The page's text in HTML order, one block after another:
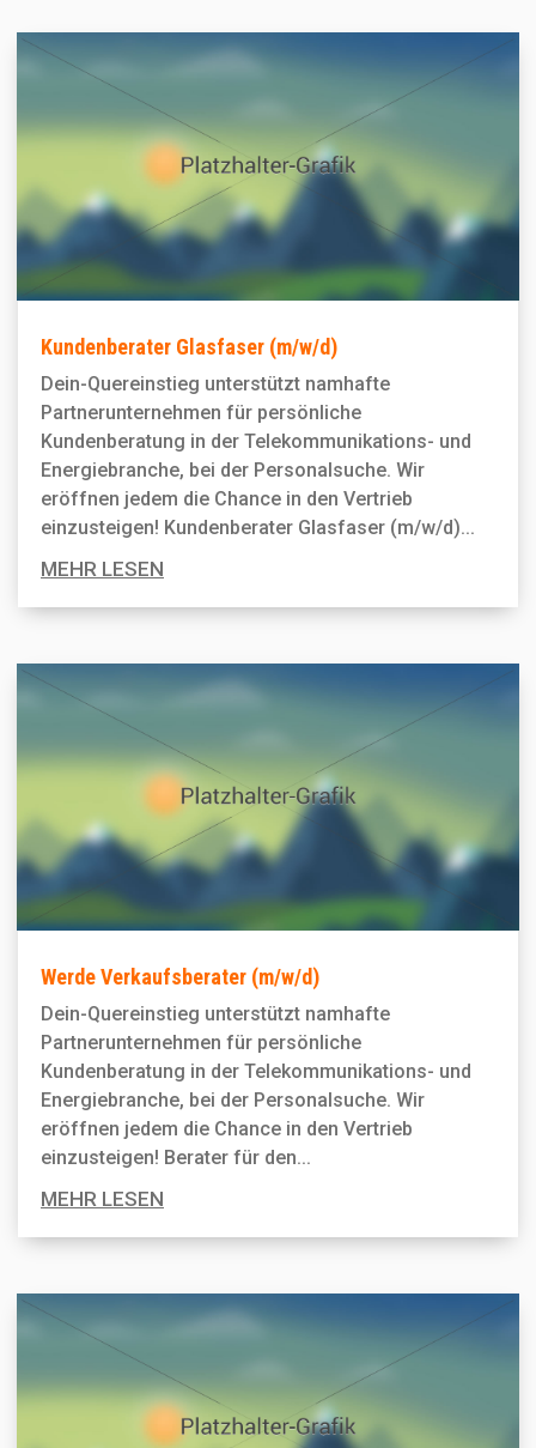
Kundenberater Glasfaser (m/w/d)
Dein-Quereinstieg unterstützt namhafte
Partnerunternehmen für persönliche
Kundenberatung in der Telekommunikations- und
Energiebranche, bei der Personal­suche. Wir
eröffnen jedem die Chance in den Vertrieb
einzusteigen! Kundenberater Glasfaser (m/w/d)...
MEHR LESEN
Werde Verkaufsberater (m/w/d)
Dein-Quereinstieg unterstützt namhafte
Partnerunternehmen für persönliche
Kundenberatung in der Telekommunikations- und
Energiebranche, bei der Personal­suche. Wir
eröffnen jedem die Chance in den Vertrieb
einzusteigen! Berater für den...
MEHR LESEN